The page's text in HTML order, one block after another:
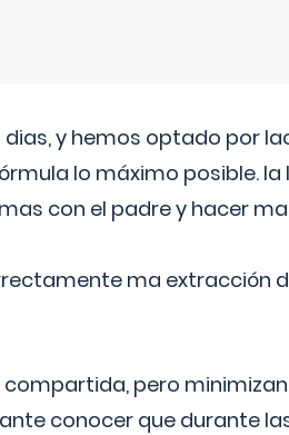
y hemos optado por
lo máximo posible.
con el padre y hacer
ma extracción
pero
conocer que durante